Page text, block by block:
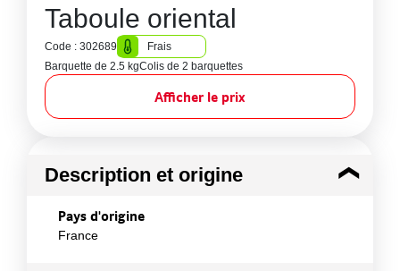
Taboule oriental
Code : 302689
Frais
Barquette de 2.5 kgColis de 2 barquettes
Afficher le prix
Description et origine
Pays d'origine
France